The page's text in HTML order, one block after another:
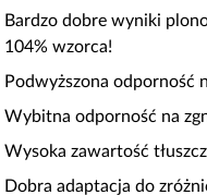
Bardzo dobre wyniki
104% wzorca!
Podwyższona odporność
Wybitna odporność na
Wysoka zawartość
Dobra adaptacja do